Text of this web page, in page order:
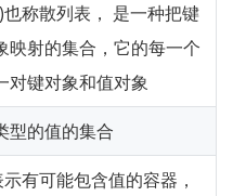
称散列表， 是一种把键
映射的集合，它的每一个
对键对象和值对象
型的值的集合
有可能包含值的容器，